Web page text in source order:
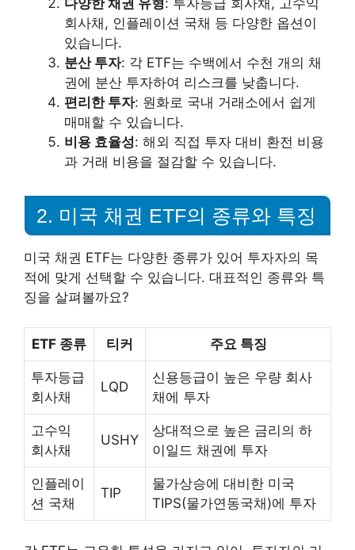
다양한 채권 유형: 투자등급 회사채, 고수익
회사채, 인플레이션 국채 등 다양한 옵션이
있습니다.
분산 투자: 각 ETF는 수백에서 수천 개의 채
권에 분산 투자하여 리스크를 낮춥니다.
편리한 투자: 원화로 국내 거래소에서 쉽게
매매할 수 있습니다.
비용 효율성: 해외 직접 투자 대비 환전 비용
과 거래 비용을 절감할 수 있습니다.
2. 미국 채권 ETF의 종류와 특징
미국 채권 ETF는 다양한 종류가 있어 투자자의 목
적에 맞게 선택할 수 있습니다. 대표적인 종류와 특
징을 살펴볼까요?
ETF 종류 티커 주요 특징
투자등급
회사채
LQD
신용등급이 높은 우량 회사
채에 투자
고수익
회사채
USHY
상대적으로 높은 금리의 하
이일드 채권에 투자
인플레이
션 국채
TIP
물가상승에 대비한 미국
TIPS(물가연동국채)에 투자